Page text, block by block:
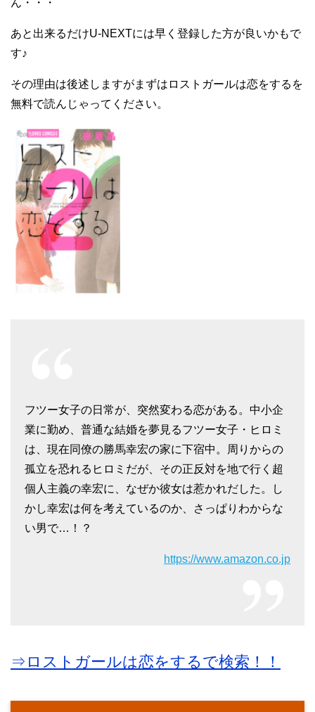
ん・・・
あと出来るだけU-NEXTには早く登録した方が良いかもで
す♪
その理由は後述しますがまずはロストガールは恋をするを
無料で読んじゃってください。
フツー女子の日常が、突然変わる恋がある。中小企
業に勤め、普通な結婚を夢見るフツー女子・ヒロミ
は、現在同僚の勝馬幸宏の家に下宿中。周りからの
孤立を恐れるヒロミだが、その正反対を地で行く超
個人主義の幸宏に、なぜか彼女は惹かれだした。し
かし幸宏は何を考えているのか、さっぱりわからな
い男で…！？
https://www.amazon.co.jp
⇒ロストガールは恋をするで検索！！